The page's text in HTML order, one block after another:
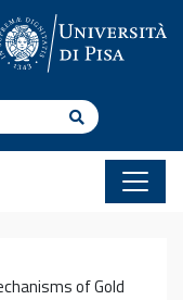
Cerca
of Gold